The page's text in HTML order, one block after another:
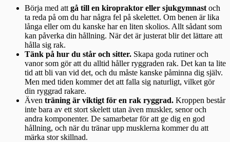
Börja med att gå till en kiropraktor eller sjukgymnast och
ta reda på om du har några fel på skelettet. Om benen är lika
långa eller om du kanske har en liten skolios. Allt sådant som
kan påverka din hållning. När det är justerat blir det lättare att
hålla sig rak.
Tänk på hur du står och sitter. Skapa goda rutiner och
vanor som gör att du alltid håller ryggraden rak. Det kan ta lite
tid att bli van vid det, och du måste kanske påminna dig själv.
Men med tiden kommer det att falla sig naturligt, vilket gör
din ryggrad rakare.
Även träning är viktigt för en rak ryggrad. Kroppen består
inte bara av ett stort skelett utan även muskler, senor och
andra komponenter. De samarbetar för att ge dig en god
hållning, och när du tränar upp musklerna kommer du att
märka stor skillnad.